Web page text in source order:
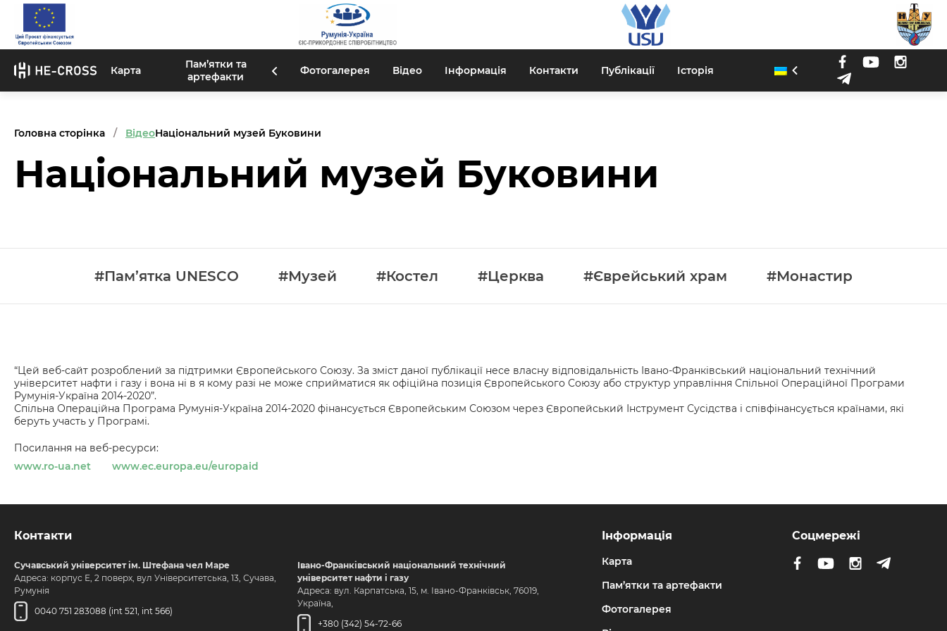
Карта
Пам’ятки та
артефакти
Фотогалерея Відео Інформація Контакти Публікації Історія
Головна сторінка ВідеоНаціональний музей Буковини
Національний музей Буковини
#Пам’ятка UNESCO #Музей #Костел #Церква #Єврейський храм #Монастир
“Цей веб-сайт розроблений за підтримки Європейського Союзу. За зміст даної публікації несе власну відповідальність Івано-Франківський національний технічний
університет нафти і газу і вона ні в я кому разі не може сприйматися як офіційна позиція Європейського Союзу або структур управління Спільної Операційної Програми
Румунія-Україна 2014-2020”.
Спільна Операційна Програма Румунія-Україна 2014-2020 фінансується Європейським Союзом через Європейський Інструмент Сусідства і співфінансується країнами, які
беруть участь у Програмі.
Посилання на веб-ресурси:
www.ro-ua.net
www.ec.europa.eu/europaid
Контакти
Сучавський університет ім. Штефана чел Маре
Адреса: корпус Е, 2 поверх, вул Університетська, 13, Сучава,
Румунія
0040 751 283088 (int 521, int 566)
Івано-Франківський національний технічний
університет нафти і газу
Адреса: вул. Карпатська, 15, м. Івано-Франківськ, 76019,
Україна,
+380 (342) 54-72-66
Інформація
Карта
Пам’ятки та артефакти
Фотогалерея
Соцмережі